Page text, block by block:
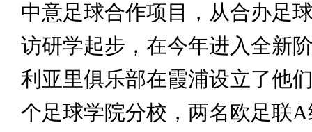
中意足球合作项目，从合办足
访研学起步，在今年进入全新
利亚里俱乐部在霞浦设立了他
个足球学院分校，两名欧足联